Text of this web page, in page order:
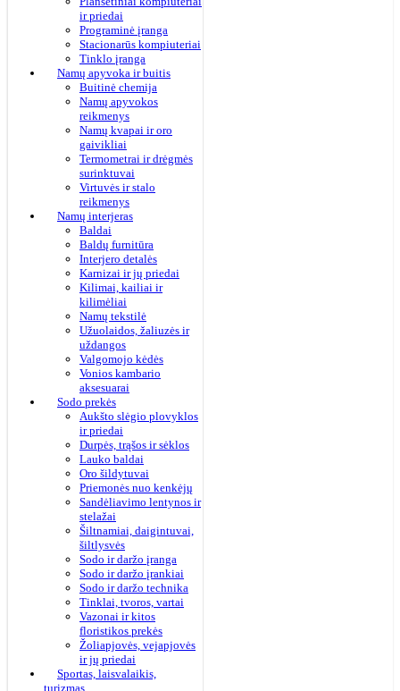
ir priedai
Programinė įranga
Stacionarūs kompiuteriai
Tinklo įranga
Namų apyvoka ir buitis
Buitinė chemija
Namų apyvokos
reikmenys
Namų kvapai ir oro
gaivikliai
Termometrai ir drėgmės
surinktuvai
Virtuvės ir stalo
reikmenys
Namų interjeras
Baldai
Baldų furnitūra
Interjero detalės
Karnizai ir jų priedai
Kilimai, kailiai ir
kilimėliai
Namų tekstilė
Užuolaidos, žaliuzės ir
uždangos
Valgomojo kėdės
Vonios kambario
aksesuarai
Sodo prekės
Aukšto slėgio plovyklos
ir priedai
Durpės, trąšos ir sėklos
Lauko baldai
Oro šildytuvai
Priemonės nuo kenkėjų
Sandėliavimo lentynos ir
stelažai
Šiltnamiai, daigintuvai,
šiltlysvės
Sodo ir daržo įranga
Sodo ir daržo įrankiai
Sodo ir daržo technika
Tinklai, tvoros, vartai
Vazonai ir kitos
floristikos prekės
Žoliapjovės, vejapjovės
ir jų priedai
Sportas, laisvalaikis,
turizmas